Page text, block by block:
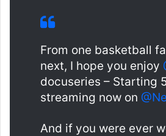
From one basketball
next, I hope you enjoy
docuseries – Starting
streaming now on
And if you were ever